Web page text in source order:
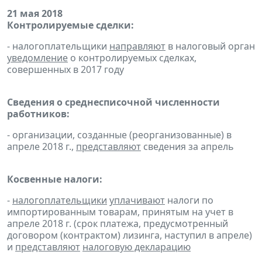
21 мая 2018
Контролируемые сделки:
- налогоплательщики направляют в налоговый орган
уведомление о контролируемых сделках,
совершенных в 2017 году
Сведения о среднесписочной численности
работников:
- организации, созданные (реорганизованные) в
апреле 2018 г., представляют сведения за апрель
Косвенные налоги:
- налогоплательщики уплачивают налоги по
импортированным товарам, принятым на учет в
апреле 2018 г. (срок платежа, предусмотренный
договором (контрактом) лизинга, наступил в апреле)
и представляют налоговую декларацию